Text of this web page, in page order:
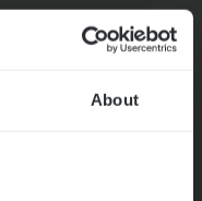
About